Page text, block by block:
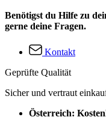
Benötigst du Hilfe zu
gerne deine Fragen.
Kontakt
Geprüfte Qualität
Sicher und vertraut
Österreich: